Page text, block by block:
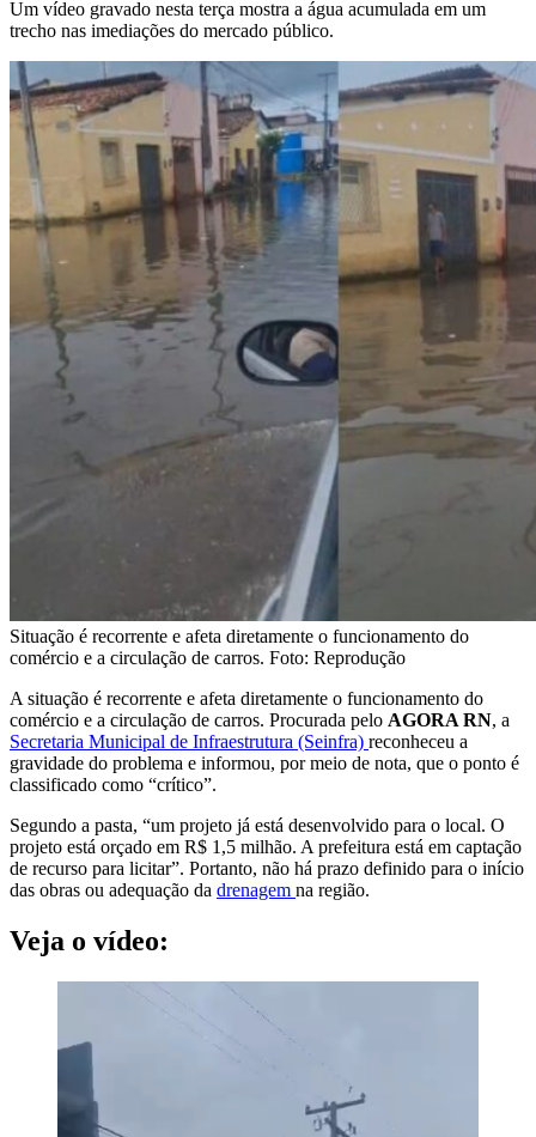
Um vídeo gravado nesta terça mostra a água acumulada em um
trecho nas imediações do mercado público.
Situação é recorrente e afeta diretamente o funcionamento do
comércio e a circulação de carros. Foto: Reprodução
A situação é recorrente e afeta diretamente o funcionamento do
comércio e a circulação de carros. Procurada pelo AGORA RN, a
Secretaria Municipal de Infraestrutura (Seinfra) reconheceu a
gravidade do problema e informou, por meio de nota, que o ponto é
classificado como “crítico”.
Segundo a pasta, “um projeto já está desenvolvido para o local. O
projeto está orçado em R$ 1,5 milhão. A prefeitura está em captação
de recurso para licitar”. Portanto, não há prazo definido para o início
das obras ou adequação da drenagem na região.
Veja o vídeo: